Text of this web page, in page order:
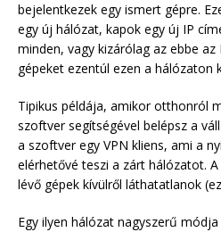
bejelentkezek egy ismert gépre.
egy új hálózat, kapok egy új IP
minden, vagy kizárólag az ebbe
gépeket ezentúl ezen a hálózaton
Tipikus példája, amikor otthonról
szoftver segítségével belépsz a
a szoftver egy VPN kliens, ami a
elérhetővé teszi a zárt hálózatot.
lévő gépek kívülről láthatatlanok
Egy ilyen hálózat nagyszerű